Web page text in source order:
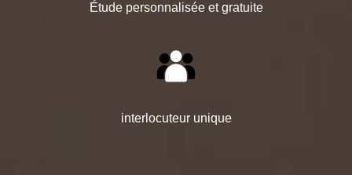
Étude personnalisée et gratuite
interlocuteur unique